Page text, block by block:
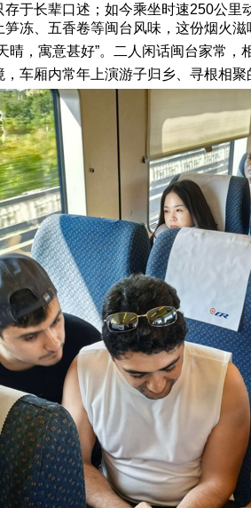
于长辈口述；如今乘坐时速250公
冻、五香卷等闽台风味，这份烟火滋
，寓意甚好”。二人闲话闽台家常
车厢内常年上演游子归乡、寻根相